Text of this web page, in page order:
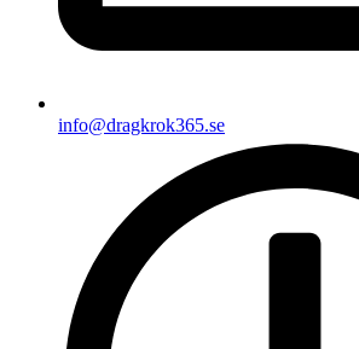
info@dragkrok365.se